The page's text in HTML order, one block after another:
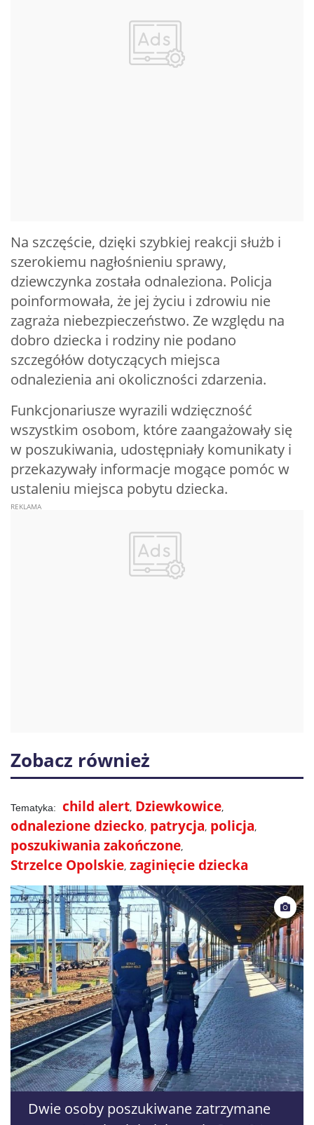
Na szczęście, dzięki szybkiej reakcji służb i
szerokiemu nagłośnieniu sprawy,
dziewczynka została odnaleziona. Policja
poinformowała, że jej życiu i zdrowiu nie
zagraża niebezpieczeństwo. Ze względu na
dobro dziecka i rodziny nie podano
szczegółów dotyczących miejsca
odnalezienia ani okoliczności zdarzenia.
Funkcjonariusze wyrazili wdzięczność
wszystkim osobom, które zaangażowały się
w poszukiwania, udostępniały komunikaty i
przekazywały informacje mogące pomóc w
ustaleniu miejsca pobytu dziecka.
Zobacz również
child alert Dziewkowice
odnalezione dziecko patrycja policja
poszukiwania zakończone
Strzelce Opolskie zaginięcie dziecka
Dwie osoby poszukiwane zatrzymane